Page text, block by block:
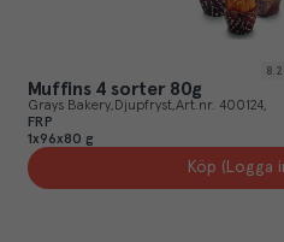
8.2
Muffins 4 sorter 80g
Grays Bakery Djupfryst Art.nr. 400124
FRP
1x96x80 g
Köp (Logga